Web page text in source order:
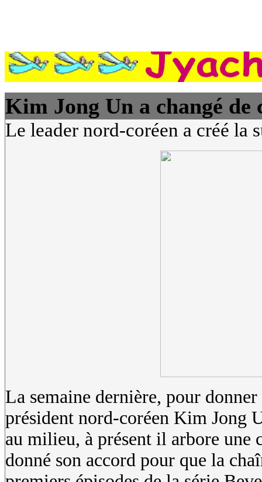
Kim Jong Un a changé de
Le leader nord-coréen a créé la
La semaine dernière, pour
président nord-coréen Kim Jong
au milieu, à présent il arbore
donné son accord pour que la